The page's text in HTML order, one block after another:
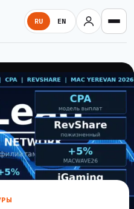
RU EN